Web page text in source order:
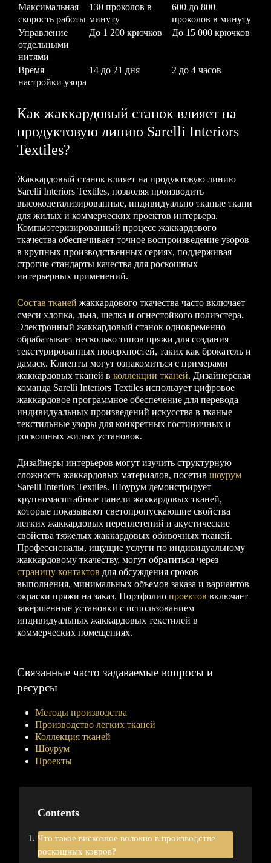
Максимальная
скорость работы
130 проколов в
минуту
600 до 800
проколов в минуту
Управление
отдельными
нитями
До 1 200 крючков До 15 000 крючков
Время
настройки узора
14 до 21 дня 2 до 4 часов
Как жаккардовый станок влияет на
продуктовую линию Sarelli Interiors
Textiles?
Жаккардовый станок влияет на продуктовую линию
Sarelli Interiors Textiles, позволяя производить
высокодетализированные, индивидуально тканые ткани
для жилых и коммерческих проектов интерьера.
Компьютеризированный процесс жаккардового
ткачества обеспечивает точное воспроизведение узоров
в крупных производственных сериях, поддерживая
строгие стандарты качества для роскошных
интерьерных применений.
Состав тканей жаккардового ткачества часто включает
смеси хлопка, льна, шелка и огнестойкого полиэстера.
Электронный жаккардовый станок одновременно
обрабатывает несколько типов пряжи для создания
текстурированных поверхностей, таких как брокатель и
дамаск. Клиенты могут ознакомиться с примерами
жаккардовых тканей вколлекции тканей. Дизайнерская
команда Sarelli Interiors Textiles использует цифровое
жаккардовое программное обеспечение для перевода
индивидуальных произведений искусства в тканые
текстильные узоры для конкретных гостиничных и
роскошных жилых установок.
Дизайнеры интерьеров могут изучить структурную
сложность жаккардовых материалов, посетившоурум
Sarelli Interiors Textiles. Шоурум демонстрирует
крупномасштабные панели жаккардовых тканей,
которые показывают светопропускающие свойства
легких жаккардовых переплетений и акустические
свойства тяжелых жаккардовых обивочных тканей.
Профессионалы, ищущие услуги по индивидуальному
жаккардовому ткачеству, могут обратиться через
страницу контактов для обсуждения сроков
выполнения, минимальных объемов заказа и вариантов
окраски пряжи на заказ. Портфолиопроектов включает
завершенные установки с использованием
индивидуальных жаккардовых текстилей в
коммерческих помещениях.
Связанные часто задаваемые вопросы и
ресурсы
Методы производства
Производство легких тканей
Коллекция тканей
Шоурум
Проекты
Contents
Что такое вискозное волокно в производстве
роскошных ковров?